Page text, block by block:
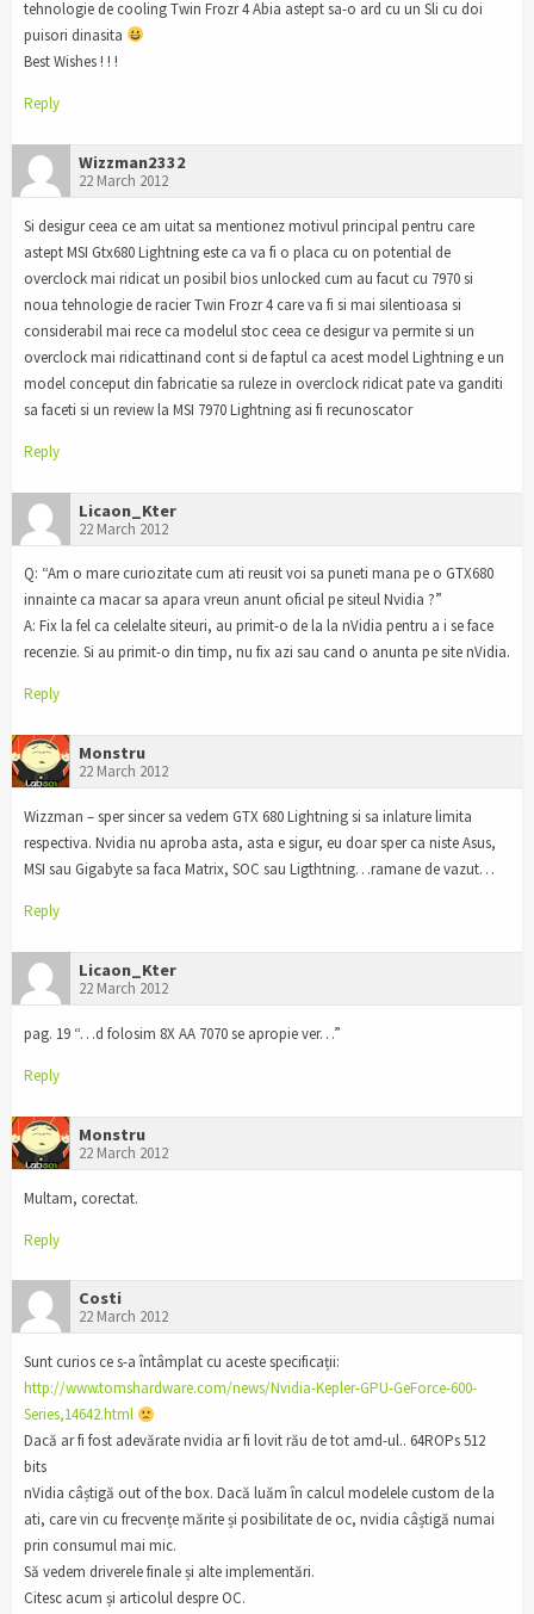
tehnologie de cooling Twin Frozr 4 Abia astept sa-o ard cu un Sli cu doi
puisori dinasita
Best Wishes ! ! !
Reply
Wizzman2332
22 March 2012
Si desigur ceea ce am uitat sa mentionez motivul principal pentru care
astept MSI Gtx680 Lightning este ca va fi o placa cu on potential de
overclock mai ridicat un posibil bios unlocked cum au facut cu 7970 si
noua tehnologie de racier Twin Frozr 4 care va fi si mai silentioasa si
considerabil mai rece ca modelul stoc ceea ce desigur va permite si un
overclock mai ridicattinand cont si de faptul ca acest model Lightning e un
model conceput din fabricatie sa ruleze in overclock ridicat pate va ganditi
sa faceti si un review la MSI 7970 Lightning asi fi recunoscator
Reply
Licaon_Kter
22 March 2012
Q: “Am o mare curiozitate cum ati reusit voi sa puneti mana pe o GTX680
innainte ca macar sa apara vreun anunt oficial pe siteul Nvidia ?”
A: Fix la fel ca celelalte siteuri, au primit-o de la la nVidia pentru a i se face
recenzie. Si au primit-o din timp, nu fix azi sau cand o anunta pe site nVidia.
Reply
Monstru
22 March 2012
Wizzman – sper sincer sa vedem GTX 680 Lightning si sa inlature limita
respectiva. Nvidia nu aproba asta, asta e sigur, eu doar sper ca niste Asus,
MSI sau Gigabyte sa faca Matrix, SOC sau Ligthtning…ramane de vazut…
Reply
Licaon_Kter
22 March 2012
pag. 19 “…d folosim 8X AA 7070 se apropie ver…”
Reply
Monstru
22 March 2012
Multam, corectat.
Reply
Costi
22 March 2012
Sunt curios ce s-a întâmplat cu aceste specificații:
http://www.tomshardware.com/news/Nvidia-Kepler-GPU-GeForce-600-
Series,14642.html
Dacă ar fi fost adevărate nvidia ar fi lovit rău de tot amd-ul.. 64ROPs 512
bits
nVidia câștigă out of the box. Dacă luăm în calcul modelele custom de la
ati, care vin cu frecvențe mărite și posibilitate de oc, nvidia câștigă numai
prin consumul mai mic.
Să vedem driverele finale și alte implementări.
Citesc acum și articolul despre OC.